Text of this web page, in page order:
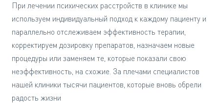
При лечении психических расстройств в клинике мы
используем индивидуальный подход к каждому пациенту и
параллельно отслеживаем эффективность терапии,
корректируем дозировку препаратов, назначаем новые
процедуры или заменяем те, которые показали свою
неэффективность, на схожие. За плечами специалистов
нашей клиники тысячи пациентов, которые вновь обрели
радость жизни